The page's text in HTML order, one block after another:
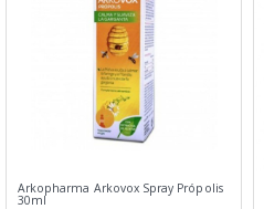
Arkopharma Arkovox Spray Própolis
30ml